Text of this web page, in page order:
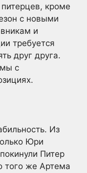
питерцев, кроме
с новыми
и
требуется
друг друга.
с
Из
Юри
Питер
того же Артема